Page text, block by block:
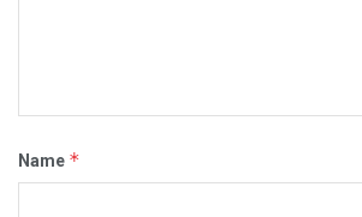
Name *